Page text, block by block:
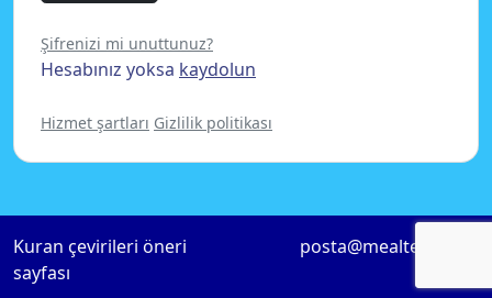
Şifrenizi mi unuttunuz?
Hesabınız yoksa kaydolun
Hizmet şartları Gizlilik politikası
Kuran çevirileri öneri
sayfası
posta@mealteklif.com